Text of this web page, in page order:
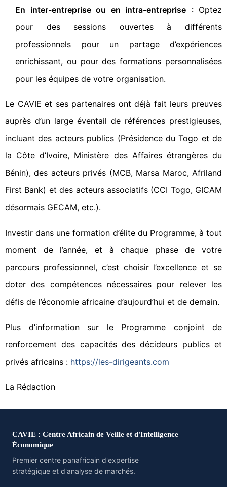
En inter-entreprise ou en intra-entreprise : Optez
pour des sessions ouvertes à différents
professionnels pour un partage d’expériences
enrichissant, ou pour des formations personnalisées
pour les équipes de votre organisation.
Le CAVIE et ses partenaires ont déjà fait leurs preuves
auprès d’un large éventail de références prestigieuses,
incluant des acteurs publics (Présidence du Togo et de
la Côte d’Ivoire, Ministère des Affaires étrangères du
Bénin), des acteurs privés (MCB, Marsa Maroc, Afriland
First Bank) et des acteurs associatifs (CCI Togo, GICAM
désormais GECAM, etc.).
Investir dans une formation d’élite du Programme, à tout
moment de l’année, et à chaque phase de votre
parcours professionnel, c’est choisir l’excellence et se
doter des compétences nécessaires pour relever les
défis de l’économie africaine d’aujourd’hui et de demain.
Plus d’information sur le Programme conjoint de
renforcement des capacités des décideurs publics et
privés africains : https://les-dirigeants.com
La Rédaction
CAVIE : Centre Africain de Veille et d'Intelligence
Économique
Premier centre panafricain d'expertise
stratégique et d'analyse de marchés.